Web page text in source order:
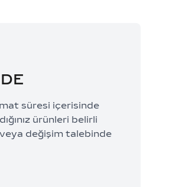
süresi içerisinde
ürünleri belirli
değişim talebinde